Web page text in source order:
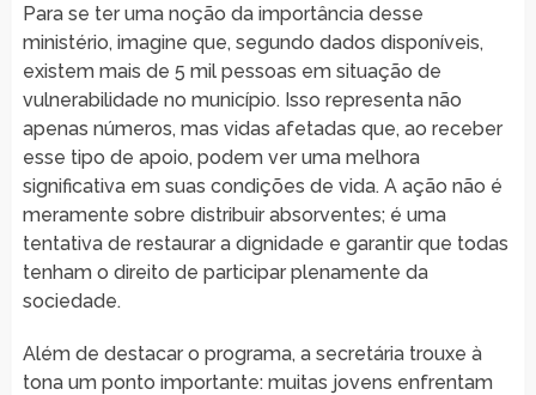
Para se ter uma noção da importância desse
ministério, imagine que, segundo dados disponíveis,
existem mais de 5 mil pessoas em situação de
vulnerabilidade no município. Isso representa não
apenas números, mas vidas afetadas que, ao receber
esse tipo de apoio, podem ver uma melhora
significativa em suas condições de vida. A ação não é
meramente sobre distribuir absorventes; é uma
tentativa de restaurar a dignidade e garantir que todas
tenham o direito de participar plenamente da
sociedade.
Além de destacar o programa, a secretária trouxe à
tona um ponto importante: muitas jovens enfrentam